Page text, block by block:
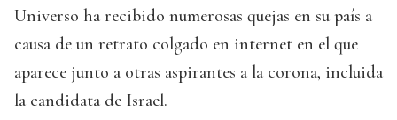
Universo ha recibido numerosas quejas en su país a
causa de un retrato colgado en internet en el que
aparece junto a otras aspirantes a la corona, incluida
la candidata de Israel.